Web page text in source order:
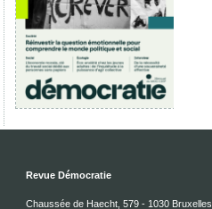
Revue Démocratie
Chaussée de Haecht, 579 - 1030 Bruxelles